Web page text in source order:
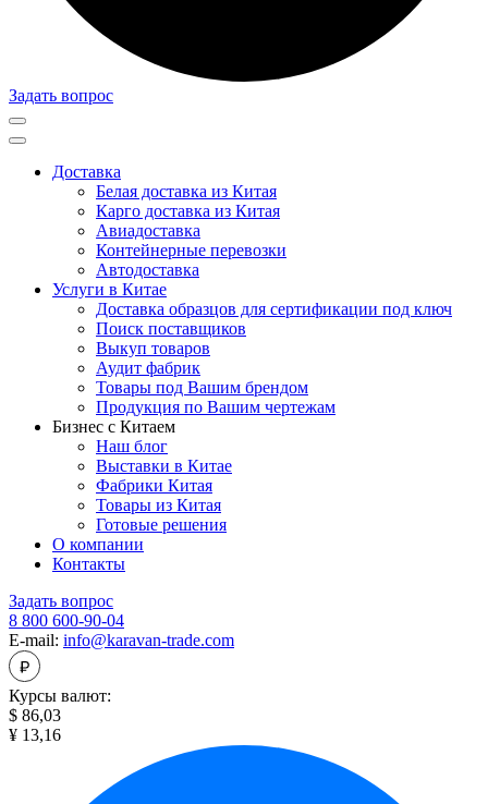
Задать вопрос
Доставка
Белая доставка из Китая
Карго доставка из Китая
Авиадоставка
Контейнерные перевозки
Автодоставка
Услуги в Китае
Доставка образцов для сертификации под ключ
Поиск поставщиков
Выкуп товаров
Аудит фабрик
Товары под Вашим брендом
Продукция по Вашим чертежам
Бизнес с Китаем
Наш блог
Выставки в Китае
Фабрики Китая
Товары из Китая
Готовые решения
О компании
Контакты
Задать вопрос
8 800 600-90-04
E-mail: info@karavan-trade.com
Курсы валют:
$ 86,03
¥ 13,16